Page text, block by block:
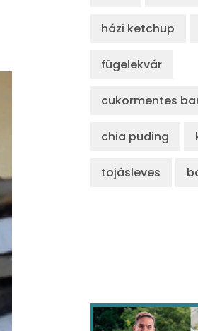
házi ketchup
fügelekvár
cukormentes
chia puding
tojásleves